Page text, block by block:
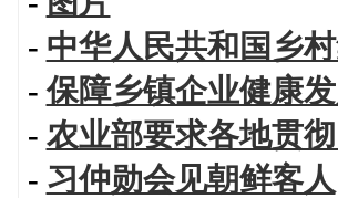
- 中华人民共和国乡
-保障乡镇企业健康
- 农业部要求各地贯
- 习仲勋会见朝鲜客人